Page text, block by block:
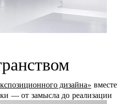
дизайна»
— от замысла до реализации